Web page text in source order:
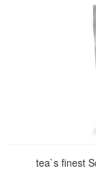
tea`s finest